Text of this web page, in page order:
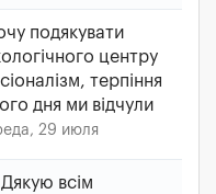
подякувати
центру
терпіння
дня ми відчули
29 июля
Дякую всім